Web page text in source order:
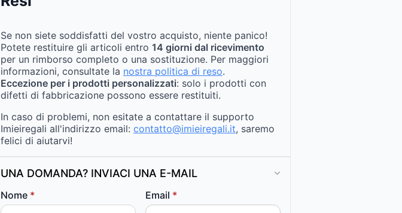
Se non siete soddisfatti del vostro acquisto, niente panico!
Potete restituire gli articoli entro 14 giorni dal ricevimento
per un rimborso completo o una sostituzione. Per maggiori
informazioni, consultate la nostra politica di reso.
Eccezione per i prodotti personalizzati: solo i prodotti con
difetti di fabbricazione possono essere restituiti.
In caso di problemi, non esitate a contattare il supporto
Imieiregali all'indirizzo email: contatto@imieiregali.it, saremo
felici di aiutarvi!
UNA DOMANDA? INVIACI UNA E-MAIL
Nome * Email *